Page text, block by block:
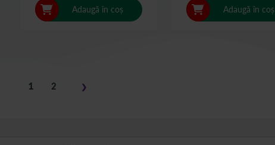
Adaugă în coș Adaugă în coș
Pagina
în acest moment cititi pagina
1 Pagina
2 ❯